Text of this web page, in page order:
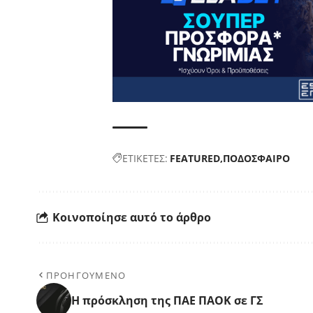
ΕΤΙΚΕΤΕΣ: FEATURED ΠΟΔΟΣΦΑΙΡΟ
Κοινοποίησε αυτό το άρθρο
ΠΡΟΗΓΟΥΜΕΝΟ
H πρόσκληση της ΠΑΕ ΠΑΟΚ σε ΓΣ